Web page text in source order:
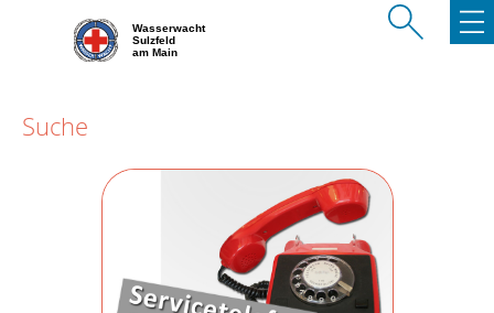
Wasserwacht
Sulzfeld
am Main
Suche